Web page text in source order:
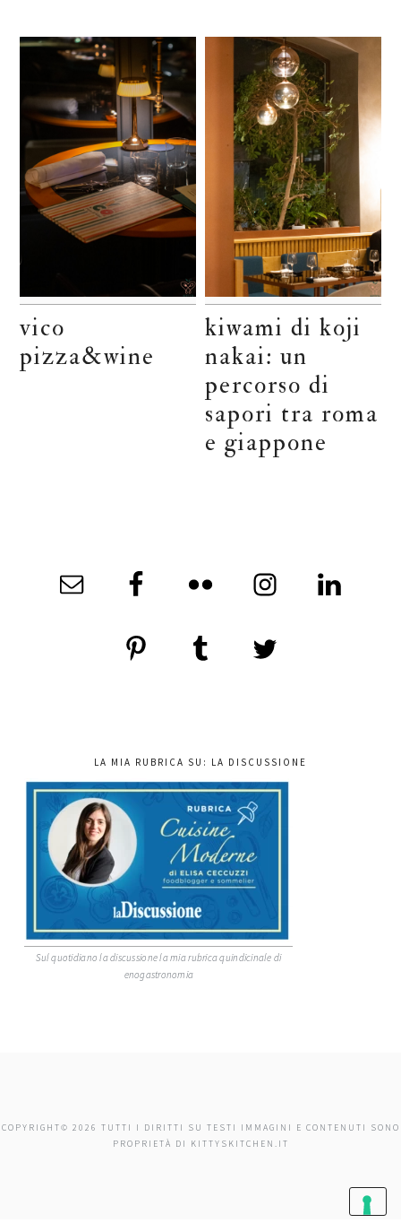
vico
pizza&wine
kiwami di koji
nakai: un
percorso di
sapori tra roma
e giappone
LA MIA RUBRICA SU: LA DISCUSSIONE
Sul quotidiano la discussione la mia rubrica quindicinale di
enogastronomia
COPYRIGHT© 2026 TUTTI I DIRITTI SU TESTI IMMAGINI E CONTENUTI SONO
PROPRIETÀ DI KITTYSKITCHEN.IT